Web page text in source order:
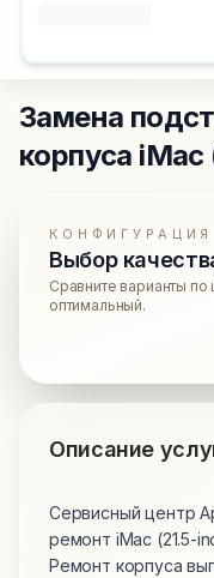
Замена
корпуса iMac
КОНФИГУРАЦИЯ
Выбор
Сравните варианты
оптимальный.
Описание
Сервисный центр
ремонт iMac (21.5-
Ремонт корпуса